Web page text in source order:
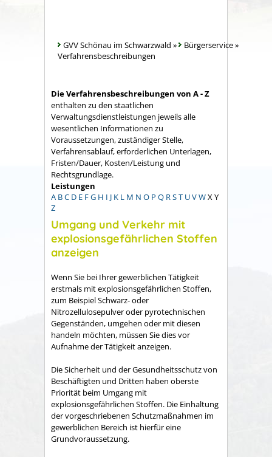
GVV Schönau im Schwarzwald » Bürgerservice»
Verfahrensbeschreibungen
Die Verfahrensbeschreibungen von A - Z
enthalten zu den staatlichen
Verwaltungsdienstleistungen jeweils alle
wesentlichen Informationen zu
Voraussetzungen, zuständiger Stelle,
Verfahrensablauf, erforderlichen Unterlagen,
Fristen/Dauer, Kosten/Leistung und
Rechtsgrundlage.
Leistungen
A BC D E FG H I J K L M N O P Q RST UVWX Y
Z
Umgang und Verkehr mit
explosionsgefährlichen Stoffen
anzeigen
Wenn Sie bei Ihrer gewerblichen Tätigkeit
erstmals mit explosionsgefährlichen Stoffen,
zum Beispiel Schwarz- oder
Nitrozellulosepulver oder pyrotechnischen
Gegenständen, umgehen oder mit diesen
handeln möchten, müssen Sie dies vor
Aufnahme der Tätigkeit anzeigen.
Die Sicherheit und der Gesundheitsschutz von
Beschäftigten und Dritten haben oberste
Priorität beim Umgang mit
explosionsgefährlichen Stoffen. Die Einhaltung
der vorgeschriebenen Schutzmaßnahmen im
gewerblichen Bereich ist hierfür eine
Grundvoraussetzung.